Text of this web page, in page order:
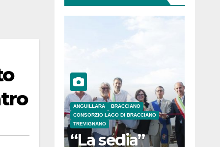
ANGUILLARA
BRACCIANO
CONSORZIO LAGO DI BRACCIANO
TREVIGNANO
“La sedia”